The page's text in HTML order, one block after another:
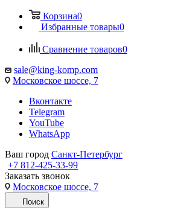
Корзина0
Избранные товары0
Сравнение товаров0
sale@king-komp.com
Московское шоссе, 7
Вконтакте
Telegram
YouTube
WhatsApp
Ваш город Санкт-Петербург
+7 812-425-33-99
Заказать звонок
Московское шоссе, 7
Поиск